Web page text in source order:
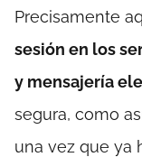
Precisamente
sesión en los
y mensajería
segura, como
una vez que ya